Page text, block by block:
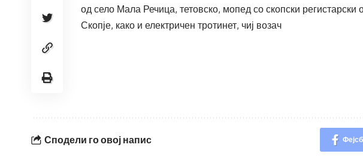
од село Мала Речица, тетовско, мопед со скопски
Скопје, како и електричен тротинет, чиј возач
Сподели го овој напис